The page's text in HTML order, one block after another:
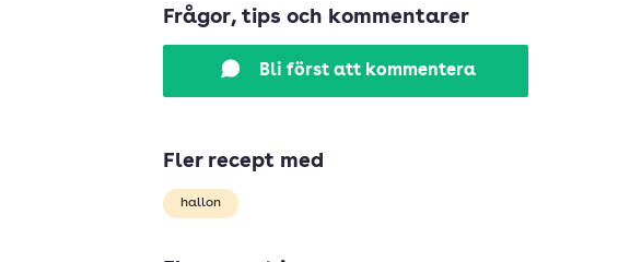
Frågor, tips och kommentarer
Bli först att kommentera
Fler recept med
hallon